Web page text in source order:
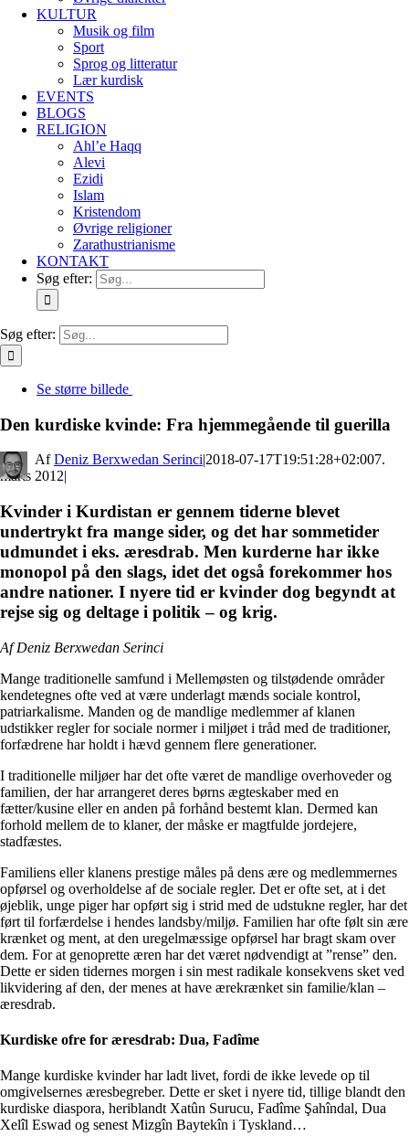
KULTUR
Musik og film
Sport
Sprog og litteratur
Lær kurdisk
EVENTS
BLOGS
RELIGION
Ahl’e Haqq
Alevi
Ezidi
Islam
Kristendom
Øvrige religioner
Zarathustrianisme
KONTAKT
Søg efter:
Søg efter:
Se større billede
Den kurdiske kvinde: Fra hjemmegående til guerilla
By Deniz Berxwedan Serinci|2018-07-17T19:51:28+02:007.
marts 2012|
Kvinder i Kurdistan er gennem tiderne blevet
undertrykt fra mange sider, og det har sommetider
udmundet i eks. æresdrab. Men kurderne har ikke
monopol på den slags, idet det også forekommer hos
andre nationer. I nyere tid er kvinder dog begyndt at
rejse sig og deltage i politik – og krig.
Af Deniz Berxwedan Serinci
Mange traditionelle samfund i Mellemøsten og tilstødende områder
kendetegnes ofte ved at være underlagt mænds sociale kontrol,
patriarkalisme. Manden og de mandlige medlemmer af klanen
udstikker regler for sociale normer i miljøet i tråd med de traditioner,
forfædrene har holdt i hævd gennem flere generationer.
I traditionelle miljøer har det ofte været de mandlige overhoveder og
familien, der har arrangeret deres børns ægteskaber med en
fætter/kusine eller en anden på forhånd bestemt klan. Dermed kan
forhold mellem de to klaner, der måske er magtfulde jordejere,
stadfæstes.
Familiens eller klanens prestige måles på dens ære og medlemmernes
opførsel og overholdelse af de sociale regler. Det er ofte set, at i det
øjeblik, unge piger har opført sig i strid med de udstukne regler, har det
ført til forfærdelse i hendes landsby/miljø. Familien har ofte følt sin ære
krænket og ment, at den uregelmæssige opførsel har bragt skam over
dem. For at genoprette æren har det været nødvendigt at ”rense” den.
Dette er siden tidernes morgen i sin mest radikale konsekvens sket ved
likvidering af den, der menes at have ærekrænket sin familie/klan –
æresdrab.
Kurdiske ofre for æresdrab: Dua, Fadîme
Mange kurdiske kvinder har ladt livet, fordi de ikke levede op til
omgivelsernes æresbegreber. Dette er sket i nyere tid, tillige blandt den
kurdiske diaspora, heriblandt Xatûn Surucu, Fadîme Şahîndal, Dua
Xelîl Eswad og senest Mizgîn Baytekîn i Tyskland…